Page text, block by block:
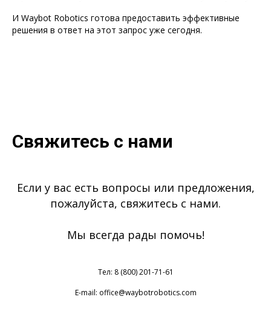
И Waybot Robotics готова предоставить эффективные
решения в ответ на этот запрос уже сегодня.
Свяжитесь с нами
Если у вас есть вопросы или предложения,
пожалуйста, свяжитесь с нами.
Мы всегда рады помочь!
Тел: 8 (800) 201-71-61
E-mail: office@waybotrobotics.com